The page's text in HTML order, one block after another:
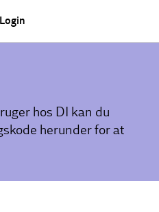
hos DI kan du
herunder for at